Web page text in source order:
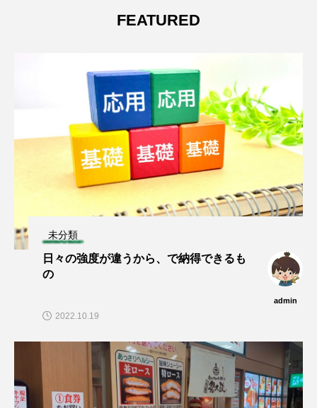
FEATURED
未分類
日々の強度が違うから、で納得できるも
の
admin
2022.10.19